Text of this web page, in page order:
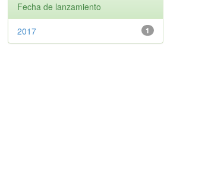
Fecha de lanzamiento
1
2017